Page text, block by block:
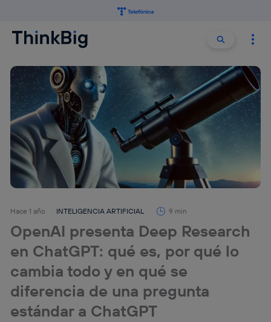
Buscar
Hace 1 año INTELIGENCIA ARTIFICIAL 9 min
OpenAI presenta Deep Research
en ChatGPT: qué es, por qué lo
cambia todo y en qué se
diferencia de una pregunta
estándar a ChatGPT